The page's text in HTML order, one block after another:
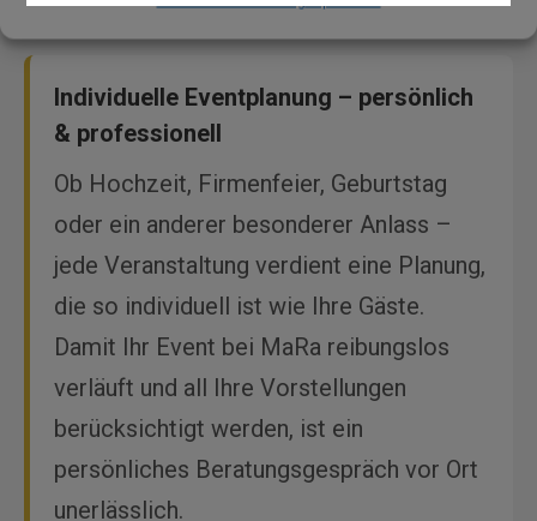
Individuelle Eventplanung – persönlich
& professionell
Ob Hochzeit, Firmenfeier, Geburtstag
oder ein anderer besonderer Anlass –
jede Veranstaltung verdient eine Planung,
die so individuell ist wie Ihre Gäste.
Damit Ihr Event bei MaRa reibungslos
verläuft und all Ihre Vorstellungen
berücksichtigt werden, ist ein
persönliches Beratungsgespräch vor Ort
unerlässlich.